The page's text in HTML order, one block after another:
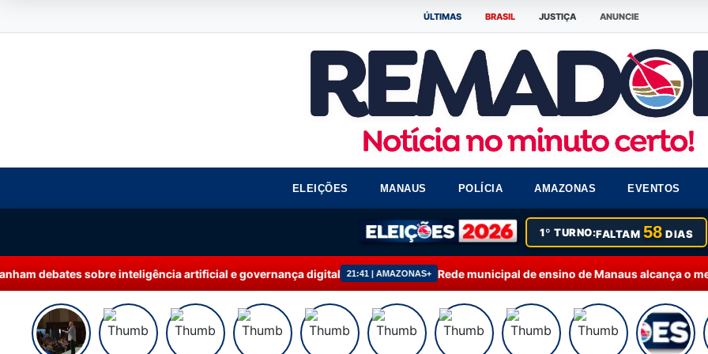
ÚLTIMAS BRASIL JUSTIÇA ANUNCIE
ELEIÇÕES MANAUS POLÍCIA AMAZONAS EVENTOS
1º TURNO:FALTAM 58 DIAS
inteligência artificial e governança digital 21:41 | AMAZONAS+ Rede municipal de ensino de Manaus alcança o melhor desempenho